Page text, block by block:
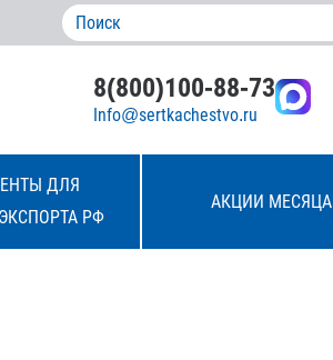
8(800)100-88-73
Info@sertkachestvo.ru
ДЛЯ
РФ
АКЦИИ МЕСЯЦА